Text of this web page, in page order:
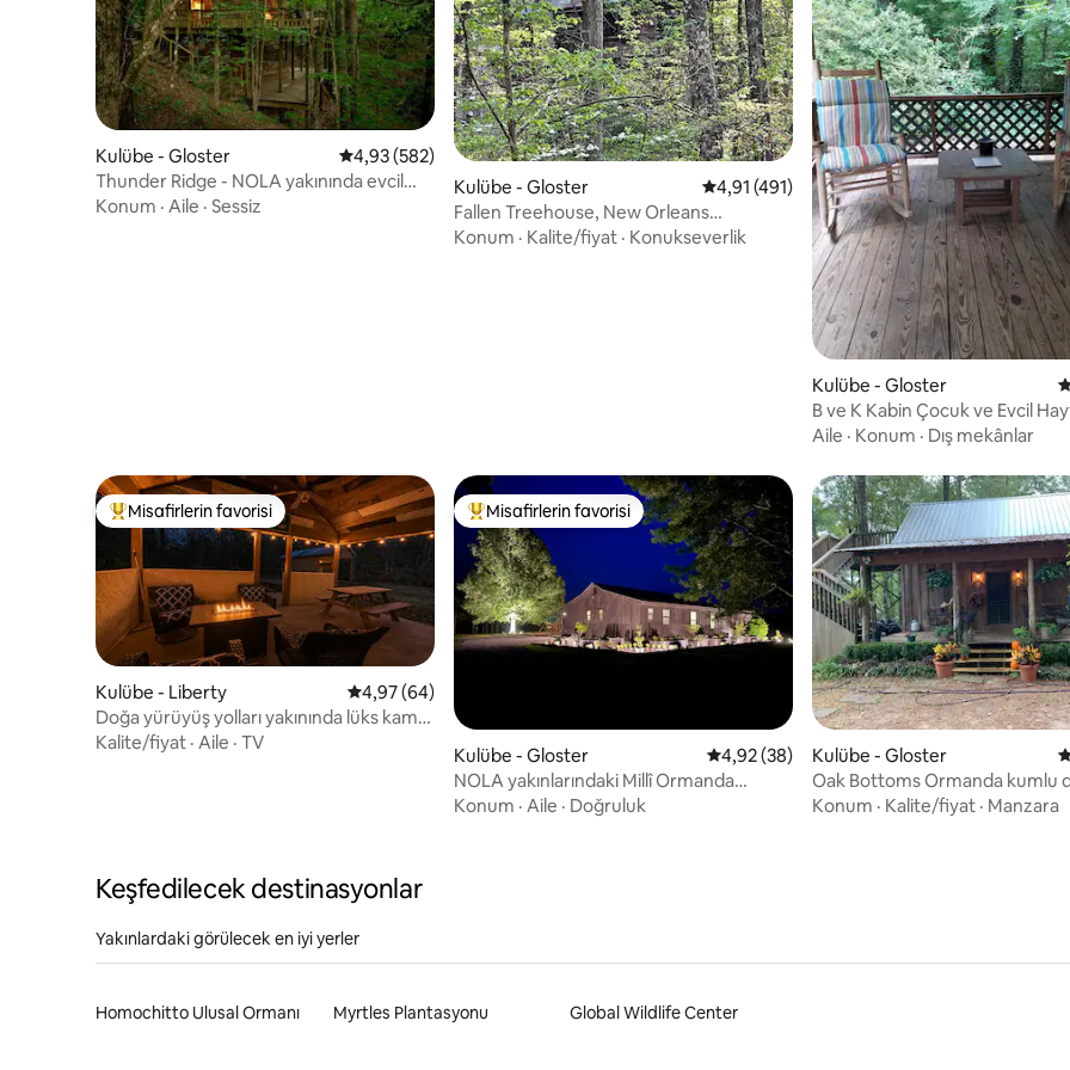
Kulübe - Gloster 5 üzerinden ortalama 4,93 puan, 582 değerlendirme
4,93 (582)
Thunder Ridge - NOLA yakınında evcil
hayvan dostu tüm ev
Konum · Aile · Sessiz
Kulübe - Gloster 5 üzerinden ortalama 4,91 puan, 491
4,91 (491)
Fallen Treehouse, New Orleans
yakınında, evcil hayvan dostu
Konum · Kalite/fiyat · Konukseverlik
Kulübe - Gloster
B ve K Kabin Çocuk ve Evcil
Dostu
Aile · Konum · Dış mekânlar
Misafirlerin favorilerinden en beğenilenler arasında
Misafirlerin favorisi
Kulübe - Liberty 5 üzerinden ortalama 4,97 puan, 64 değerlendirme
4,97 (64)
Doğa yürüyüş yolları yakınında lüks kamp
kulübesi | Ateş çukuru + Starlink kablosuz
Kalite/fiyat · Aile · TV
Misafirlerin favorilerinden en beğenilenler arasında
Misafirlerin favorisi
Kulübe - Gloster 5 üzerinden ortalama 4,92 puan, 38
4,92 (38)
NOLA yakınlarındaki Millî Ormanda
Modern Lüks Kamp Kulübesi
Konum · Aile · Doğruluk
Kulübe - Gloster
Oak Bottoms Ormanda kumlu
olan bir kulübe
Konum · Kalite/fiyat · Manzara
Keşfedilecek destinasyonlar
Yakınlardaki görülecek en iyi yerler
Homochitto Ulusal Ormanı Myrtles Plantasyonu Global Wildlife Center